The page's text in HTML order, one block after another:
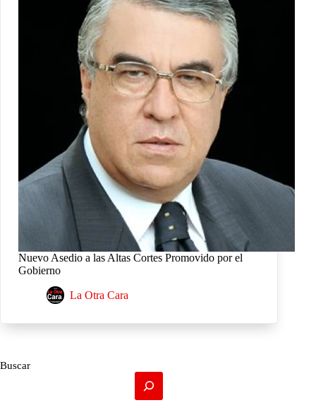
Nuevo Asedio a las Altas Cortes Promovido por el
Gobierno
La Otra Cara
Buscar